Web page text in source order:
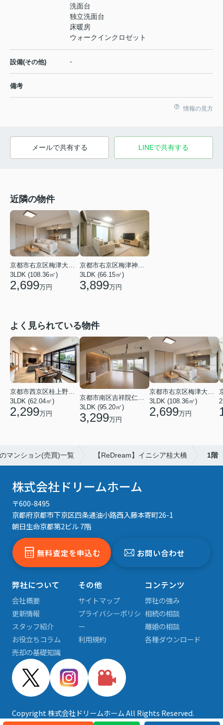
洗面台
独立洗面台
床暖房
ウォークインクロゼット
設備(その他) -
備考
情報の見方
メールで共有する LINEで共有する
近隣の物件
3LDK (108.36㎡)
2,699万円
3LDK (66.15㎡)
3,899万円
よく見られている物件
3LDK (62.04㎡)
2,299万円
3LDK (95.20㎡)
3,299万円
3LDK (108.36㎡)
2,699万円
マンション(売買)一覧 【ReDream】イニシア桂大橋 1階
株式会社ドリームホーム
〒600-8495
京都府京都市下京区四条通油小路西入藤本寄町26-1
朝日生命京都第2ビル 7階
無料査定を申込む お問い合わせ
弊社について
会社概要
更新情報
スタッフ紹介
お役立ちコラム
売却の基礎知識
その他
サイトマップ
プライバシーポリシ
ー
利用規約
コンテンツ
弊社の強み
相続の相談
離婚の相談
各種ダウンロード
Copyright 株式会社ドリームホーム All Rights Reserved.